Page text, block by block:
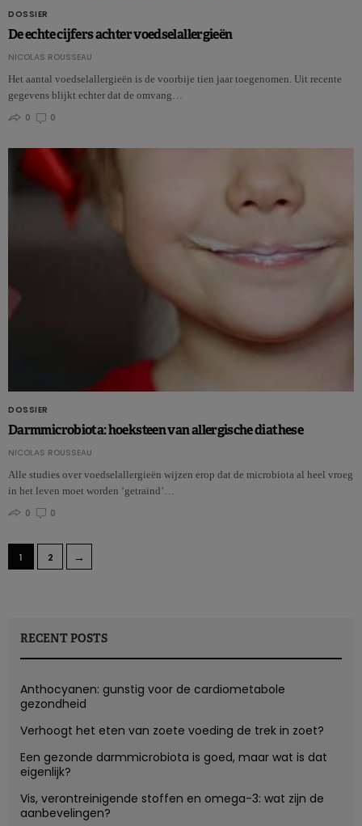
DOSSIER
De echte cijfers achter voedselallergieën
NICOLAS ROUSSEAU
Het aantal voedselallergieën is de voorbije tien jaar toegenomen. Uit recente
gegevens blijkt echter dat de omvang…
0
0
DOSSIER
Darmmicrobiota: hoeksteen van allergische diathese
NICOLAS ROUSSEAU
Alle studies over voedselallergieën wijzen erop dat de microbiota al heel vroeg
in het leven moet worden ‘getraind’…
0
0
1 2 →
RECENT POSTS
Anthocyanen: gunstig voor de cardiometabole
gezondheid
Verhoogt het eten van zoete voeding de trek in zoet?
Een gezonde darmmicrobiota is goed, maar wat is dat
eigenlijk?
Vis, verontreinigende stoffen en omega-3: wat zijn de
aanbevelingen?